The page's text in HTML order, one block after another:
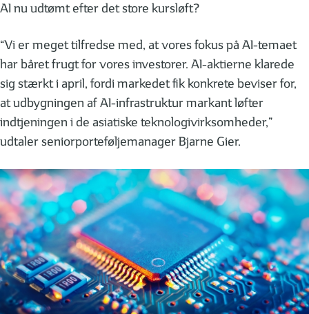
AI nu udtømt efter det store kursløft?
“Vi er meget tilfredse med, at vores fokus på AI-temaet
har båret frugt for vores investorer. AI-aktierne klarede
sig stærkt i april, fordi markedet fik konkrete beviser for,
at udbygningen af AI-infrastruktur markant løfter
indtjeningen i de asiatiske teknologivirksomheder,”
udtaler seniorporteføljemanager Bjarne Gier.